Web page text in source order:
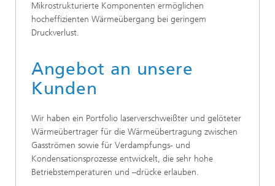
Mikrostrukturierte Komponenten ermöglichen
hocheffizienten Wärmeübergang bei geringem
Druckverlust.
Angebot an unsere
Kunden
Wir haben ein Portfolio laserverschweißter und gelöteter
Wärmeübertrager für die Wärmeübertragung zwischen
Gasströmen sowie für Verdampfungs- und
Kondensationsprozesse entwickelt, die sehr hohe
Betriebstemperaturen und –drücke erlauben.